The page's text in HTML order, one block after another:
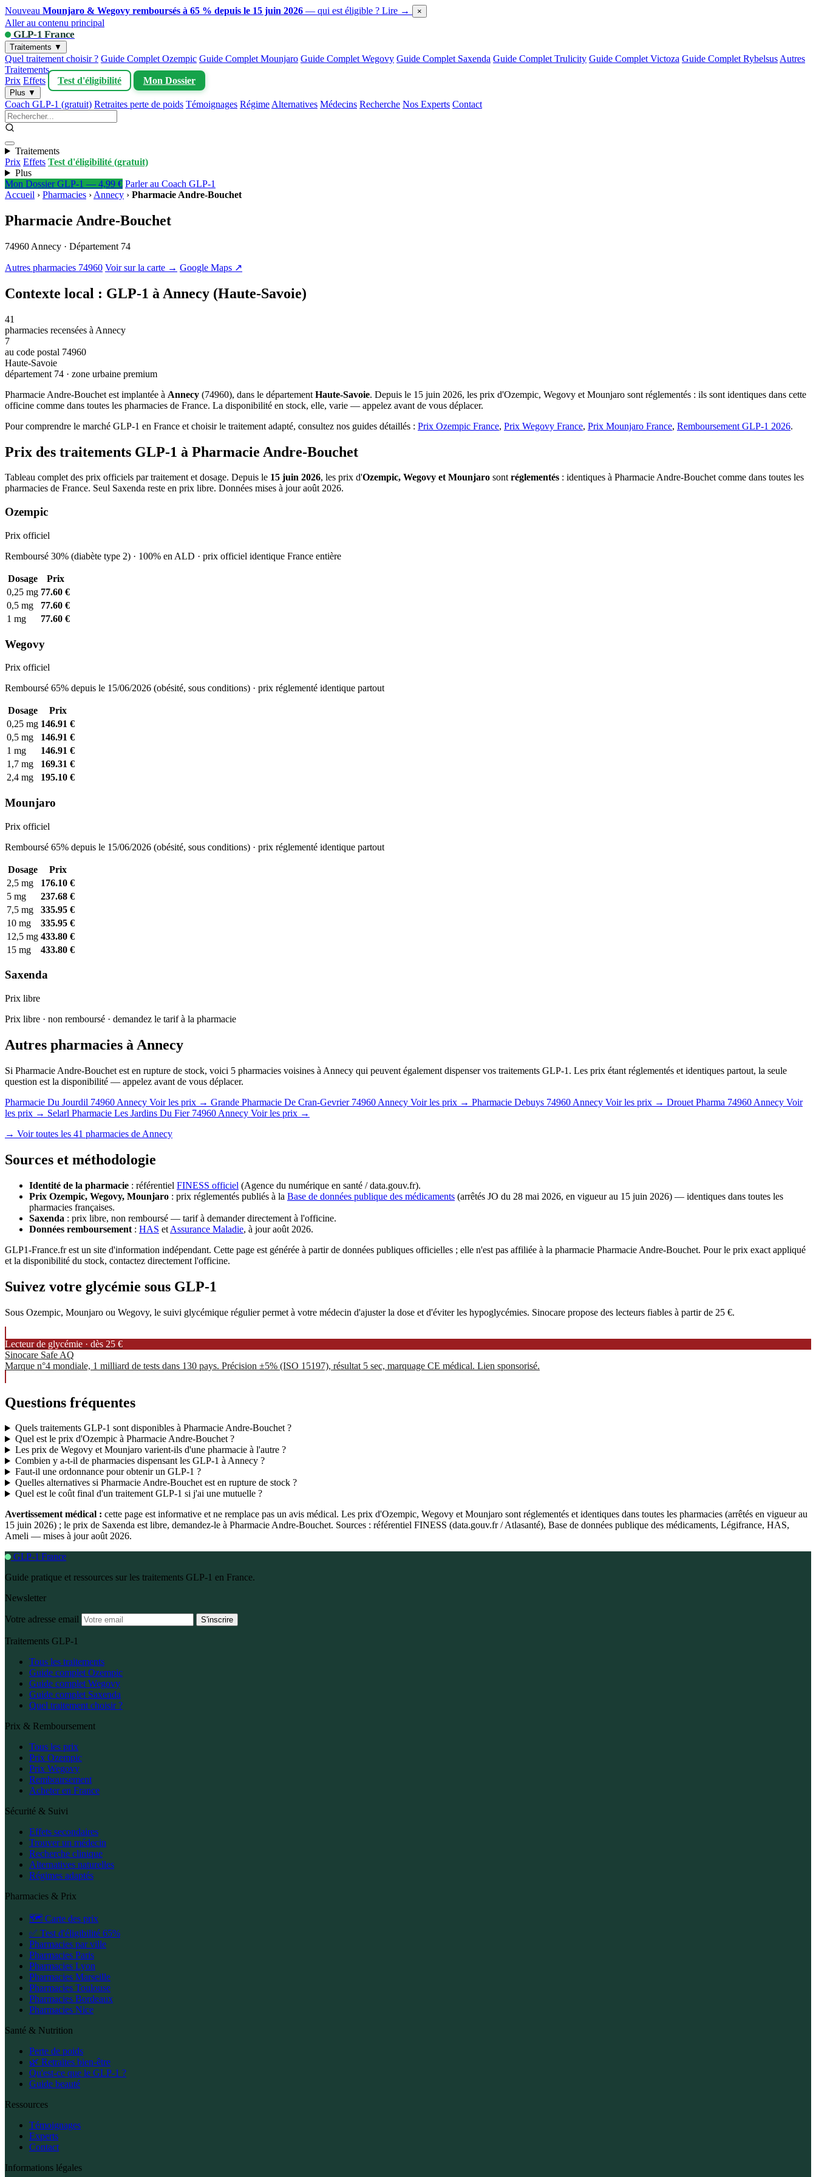
Nouveau Mounjaro & Wegovy remboursés à 65 % depuis le 15 juin 2026 — qui est éligible ? Lire → ×
Aller au contenu principal
GLP-1 France
Traitements ▼
Quel traitement choisir ? Guide Complet Ozempic Guide Complet Mounjaro Guide Complet Wegovy Guide Complet Saxenda Guide Complet Trulicity Guide Complet Victoza Guide Complet Rybelsus Autres
Traitements
Prix Effets Test d'éligibilité Mon Dossier
Plus ▼
Coach GLP-1 (gratuit) Retraites perte de poids Témoignages Régime Alternatives Médecins Recherche Nos Experts Contact
Traitements
Prix Effets Test d'éligibilité (gratuit)
Plus
Mon Dossier GLP-1 — 4,99 € Parler au Coach GLP-1
Accueil › Pharmacies › Annecy › Pharmacie Andre-Bouchet
Pharmacie Andre-Bouchet
74960 Annecy · Département 74
Autres pharmacies 74960 Voir sur la carte → Google Maps ↗
Contexte local : GLP-1 à Annecy (Haute-Savoie)
41
pharmacies recensées à Annecy
7
au code postal 74960
Haute-Savoie
département 74 · zone urbaine premium
Pharmacie Andre-Bouchet est implantée à Annecy (74960), dans le département Haute-Savoie. Depuis le 15 juin 2026, les prix d'Ozempic, Wegovy et Mounjaro sont réglementés : ils sont identiques dans cette
officine comme dans toutes les pharmacies de France. La disponibilité en stock, elle, varie — appelez avant de vous déplacer.
Pour comprendre le marché GLP-1 en France et choisir le traitement adapté, consultez nos guides détaillés : Prix Ozempic France, Prix Wegovy France, Prix Mounjaro France, Remboursement GLP-1 2026.
Prix des traitements GLP-1 à Pharmacie Andre-Bouchet
Tableau complet des prix officiels par traitement et dosage. Depuis le 15 juin 2026, les prix d'Ozempic, Wegovy et Mounjaro sontréglementés : identiques à Pharmacie Andre-Bouchet comme dans toutes les
pharmacies de France. Seul Saxenda reste en prix libre. Données mises à jour août 2026.
Ozempic
Prix officiel
Remboursé 30% (diabète type 2) · 100% en ALD · prix officiel identique France entière
Dosage
Prix
0,25 mg 77.60 €
0,5 mg
77.60 €
1 mg
77.60 €
Wegovy
Prix officiel
Remboursé 65% depuis le 15/06/2026 (obésité, sous conditions) · prix réglementé identique partout
Dosage
Prix
0,25 mg 146.91 €
0,5 mg
146.91 €
1 mg
146.91 €
1,7 mg
169.31 €
2,4 mg
195.10 €
Mounjaro
Prix officiel
Remboursé 65% depuis le 15/06/2026 (obésité, sous conditions) · prix réglementé identique partout
Dosage
Prix
2,5 mg
176.10 €
5 mg
237.68 €
7,5 mg
335.95 €
10 mg
335.95 €
12,5 mg 433.80 €
15 mg
433.80 €
Saxenda
Prix libre
Prix libre · non remboursé · demandez le tarif à la pharmacie
Autres pharmacies à Annecy
Si Pharmacie Andre-Bouchet est en rupture de stock, voici 5 pharmacies voisines à Annecy qui peuvent également dispenser vos traitements GLP-1. Les prix étant réglementés et identiques partout, la seule
question est la disponibilité — appelez avant de vous déplacer.
Pharmacie Du Jourdil 74960 Annecy Voir les prix → Grande Pharmacie De Cran-Gevrier 74960 Annecy Voir les prix → Pharmacie Debuys 74960 Annecy Voir les prix → Drouet Pharma 74960 Annecy Voir
les prix → Selarl Pharmacie Les Jardins Du Fier 74960 Annecy Voir les prix →
→ Voir toutes les 41 pharmacies de Annecy
Sources et méthodologie
Identité de la pharmacie : référentiel FINESS officiel (Agence du numérique en santé / data.gouv.fr).
Prix Ozempic, Wegovy, Mounjaro : prix réglementés publiés à la Base de données publique des médicaments (arrêtés JO du 28 mai 2026, en vigueur au 15 juin 2026) — identiques dans toutes les
pharmacies françaises.
Saxenda : prix libre, non remboursé — tarif à demander directement à l'officine.
Données remboursement : HAS et Assurance Maladie, à jour août 2026.
GLP1-France.fr est un site d'information indépendant. Cette page est générée à partir de données publiques officielles ; elle n'est pas affiliée à la pharmacie Pharmacie Andre-Bouchet. Pour le prix exact appliqué
et la disponibilité du stock, contactez directement l'officine.
Suivez votre glycémie sous GLP-1
Sous Ozempic, Mounjaro ou Wegovy, le suivi glycémique régulier permet à votre médecin d'ajuster la dose et d'éviter les hypoglycémies. Sinocare propose des lecteurs fiables à partir de 25 €.
Lecteur de glycémie · dès 25 €
Sinocare Safe AQ
Marque n°4 mondiale, 1 milliard de tests dans 130 pays. Précision ±5% (ISO 15197), résultat 5 sec, marquage CE médical. Lien sponsorisé.
Questions fréquentes
Quels traitements GLP-1 sont disponibles à Pharmacie Andre-Bouchet ?
Quel est le prix d'Ozempic à Pharmacie Andre-Bouchet ?
Les prix de Wegovy et Mounjaro varient-ils d'une pharmacie à l'autre ?
Combien y a-t-il de pharmacies dispensant les GLP-1 à Annecy ?
Faut-il une ordonnance pour obtenir un GLP-1 ?
Quelles alternatives si Pharmacie Andre-Bouchet est en rupture de stock ?
Quel est le coût final d'un traitement GLP-1 si j'ai une mutuelle ?
Avertissement médical : cette page est informative et ne remplace pas un avis médical. Les prix d'Ozempic, Wegovy et Mounjaro sont réglementés et identiques dans toutes les pharmacies (arrêtés en vigueur au
15 juin 2026) ; le prix de Saxenda est libre, demandez-le à Pharmacie Andre-Bouchet. Sources : référentiel FINESS (data.gouv.fr / Atlasanté), Base de données publique des médicaments, Légifrance, HAS,
Ameli — mises à jour août 2026.
GLP-1 France
Guide pratique et ressources sur les traitements GLP-1 en France.
Newsletter
Votre adresse email S'inscrire
Traitements GLP-1
Tous les traitements
Guide complet Ozempic
Guide complet Wegovy
Guide complet Saxenda
Quel traitement choisir ?
Prix & Remboursement
Tous les prix
Prix Ozempic
Prix Wegovy
Remboursement
Acheter en France
Sécurité & Suivi
Effets secondaires
Trouver un médecin
Recherche clinique
Alternatives naturelles
Régimes adaptés
Pharmacies & Prix
🗺️ Carte des prix
✅ Test d'éligibilité 65%
Pharmacies par ville
Pharmacies Paris
Pharmacies Lyon
Pharmacies Marseille
Pharmacies Toulouse
Pharmacies Bordeaux
Pharmacies Nice
Santé & Nutrition
Perte de poids
🌿 Retraites bien-être
Qu'est-ce que le GLP-1 ?
Guide beauté
Ressources
Témoignages
Experts
Contact
Informations légales